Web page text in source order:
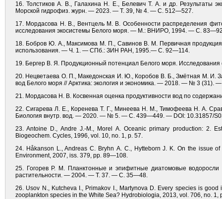
16. Толстиков А. В., Галахина Н. Е., Белевич Т. А. и др. Результаты
Морской гидрофиз. журн. — 2023. — Т. 39, № 4. — С. 512—527.
17. Мордасова Н. В., Вентцель М. В. Особенности распределения
исследования экосистемы Белого моря. — М.: ВНИРО, 1994. — С.
18. Бобров Ю. А., Максимова М. П., Савинов В. М. Первичная
использования. — Ч. 1. — СПб.: ЗИН РАН, 1995.— С. 92—114.
19. Бергер В. Я. Продукционный потенциал Белого моря.
20. Нецветаева О. П., Македонская И. Ю., Коробов В. Б., Змётная М. И.
вод Белого моря // Арктика: экология и экономика. — 2018. — № 3
21. Мордасова Н. В. Косвенная оценка продуктивности вод по
22. Сигарева Л. Е., Коренева Т. Г., Минеева Н. М., Тимофеева Н. А.
Биология внутр. вод. — 2020. — № 5. — С. 439—449. — DOI: 10.31857/
23. Antoine D., Andre J.-M., Morel A. Oceanic primary production: 2.
Biogeochem. Cycles, 1996, vol. 10, no. 1, p. 57.
24. Håkanson L., Andreas C. Bryhn A. C., Hytteborn J. K. On the issue
Environment, 2007, iss. 379, pp. 89—108.
25. Гогорев Р. М. Планктонные и эпифитные диатомовые
растительности. — 2004. — Т. 37. — С. 35—48.
26. Usov N., Kutcheva I., Primakov I., Martynova D. Every species is
zooplankton species in the White Sea? Hydrobiologia, 2013, vol. 706, no.